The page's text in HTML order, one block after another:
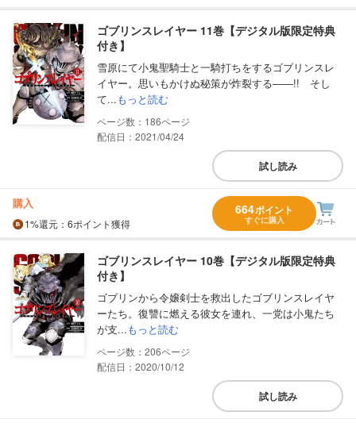
ゴブリンスレイヤー 11巻【デジタル版限定特典
付き】
雪原にて小鬼聖騎士と一騎打ちをするゴブリンスレ
イヤー。思いもかけぬ秘策が炸裂する――!! そし
て...もっと読む
186
配信日：2021/04/24
試し読み
購入
1%還元 ：6ポイント獲得
664ポイント
すぐに購入
ゴブリンスレイヤー 10巻【デジタル版限定特典
付き】
ゴブリンから令嬢剣士を救出したゴブリンスレイヤ
ーたち。復讐に燃える彼女を連れ、一党は小鬼たち
が支...もっと読む
206
配信日：2020/10/12
試し読み